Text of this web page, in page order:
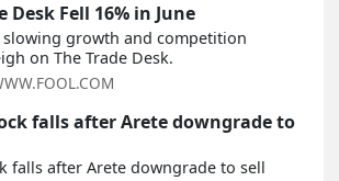
Desk Fell 16% in June
slowing growth and competition
on The Trade Desk.
falls after Arete downgrade to
falls after Arete downgrade to sell